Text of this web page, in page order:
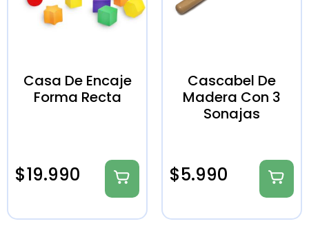
Casa De Encaje
Forma Recta
$19.990
Cascabel De
Madera Con 3
Sonajas
$5.990